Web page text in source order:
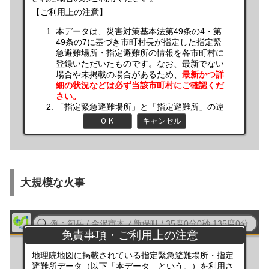
大規模な火事